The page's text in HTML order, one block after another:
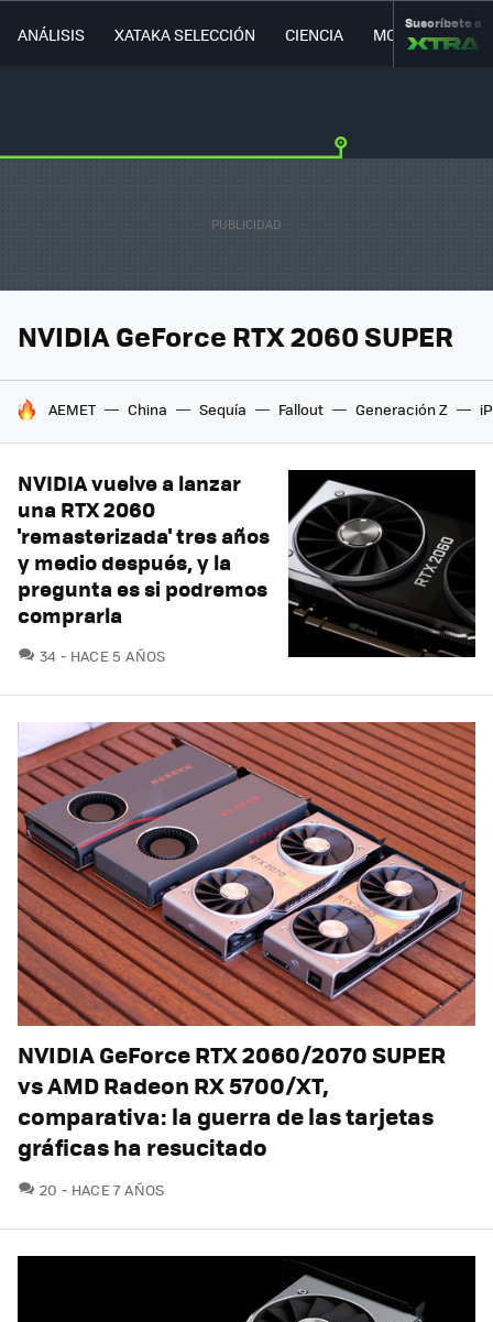
ANÁLISIS XATAKA SELECCIÓN CIENCIA MOVILIDAD
Suscríbete a
NVIDIA GeForce RTX 2060 SUPER
HOY SE HABLA DE
AEMET China Sequía Fallout Generación Z
NVIDIA vuelve a lanzar
una RTX 2060
'remasterizada' tres años
y medio después, y la
pregunta es si podremos
comprarla
34 COMENTARIOS
HACE 5 AÑOS
NVIDIA GeForce RTX 2060/2070 SUPER
vs AMD Radeon RX 5700/XT,
comparativa: la guerra de las tarjetas
gráficas ha resucitado
20 COMENTARIOS
HACE 7 AÑOS